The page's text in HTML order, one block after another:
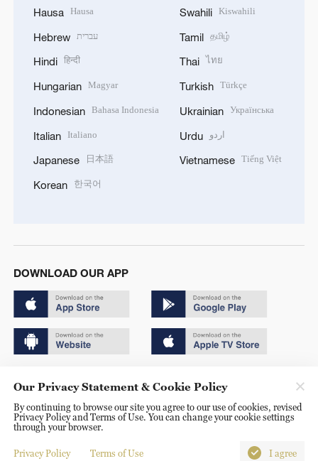
Hausa Hausa
Hebrew עברית
Hindi हिन्दी
Hungarian Magyar
Indonesian Bahasa Indonesia
Italian Italiano
Japanese 日本語
Korean 한국어
Swahili Kiswahili
Tamil தமிழ்
Thai ไทย
Turkish Türkçe
Ukrainian Українська
Urdu اردو
Vietnamese Tiếng Việt
DOWNLOAD OUR APP
京ICP备20000184号
京公网安备 11010502050052号
Disinformation report hotline: 010-85061466
Our Privacy Statement & Cookie Policy
By continuing to browse our site you agree to our use of cookies, revised
Privacy Policy and Terms of Use. You can change your cookie settings
through your browser.
Privacy Policy Terms of Use I agree